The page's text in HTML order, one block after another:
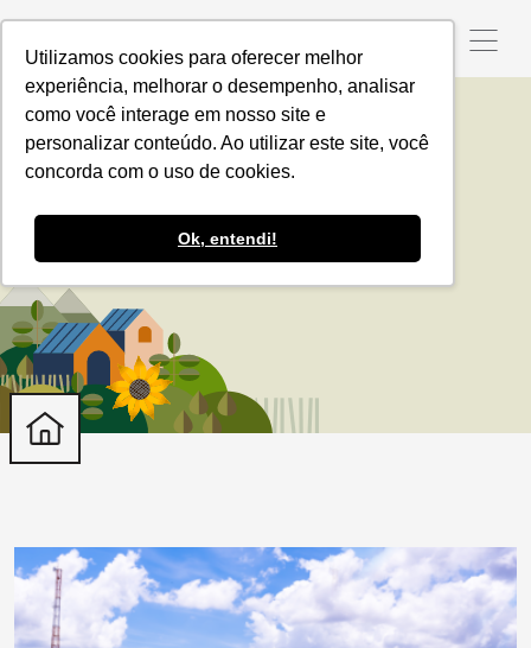
Utilizamos cookies para oferecer melhor
experiência, melhorar o desempenho, analisar
como você interage em nosso site e
personalizar conteúdo. Ao utilizar este site, você
concorda com o uso de cookies.
Ok, entendi!
Equipe